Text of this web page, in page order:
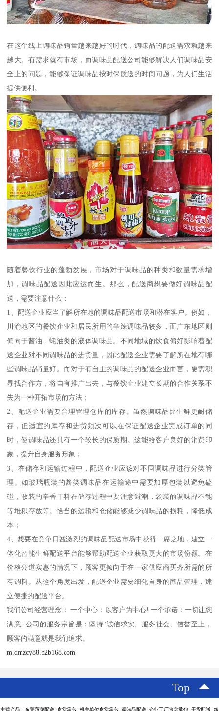
在这个线上调味品销量越来越好的时代，调味品的配送需求就越来
越大。有需求就有市场，而调味品配送公司能够解决人们调味品安
全上的问题，能够保证调味品按时保质送的时间问题，为人们生活
提供便利。
随着餐饮行业的蓬勃发展，市场对于调味品的种类和数量需求增
加，调味品配送因此应运而生。那么，配送商想要做好调味品配
送，需要注意什么：
1、配送企业应当了解所在地的调味品配送市场和潜在客户。例如，
川渝地区的餐饮企业和居民所用的辛辣调味品较多，而广东地区则
偏向于酱油、蚝油类的液体调味品。不同地域的饮食偏好影响着配
送企业对不同调味品的进货量，因此配送企业需要了解所在地有哪
些调味品销量好。而对于有自主的调味品的配送企业而言，更需积
寻找合作方，将自有推广出去，与餐饮企业建立长期的合作关系不
失为一种开拓市场的方法；
2、配送企业需要合理管理仓库的库存。虽然调味品比生鲜更耐储
存，但适宜的库存和进货频次可以在保证配送企业完成订单的同
时，使调味品还具有一个较长的保质期。这能给客户良好的消费印
象，提升自身服务形象；
3、在储存和运输过程中，配送企业应该对不同调味品进行分类管
理。如玻璃瓶装的酱类调味品在运输途中需要加厚包装以避免磕
碰，散装的辛香干料在储存过程中要注意避潮，袋装的调味品不能
等堆积存放等。恰当的运输和仓储能够减少调味品的损耗，降低成
本；
4、想要在竞争日益激烈的调味品配送市场中获得一席之地，建立一
体化智能生鲜配送平台能够帮助配送企业获取更大的市场份额。在
价格公道实惠的情况下，顾客更倾向于在一家供应商买齐所需的所
有调料。从这个角度出发，配送企业需要细化自身的商品管理，建
立便捷的配送平台。
我们公司经营理念： 一个中心：以客户为中心! 一个承诺：一切让您
满意! 公司的服务宗旨是：坚持"诚信求实、服务社会、信誉至上，
顾客的满意就是我们追求。
m.dmzcy88.b2b168.com
Top
主营产品：东莞蔬菜配送 食堂承包 机关单位食堂承包 调味品配送 企业工厂食堂承包 干货配送 粮